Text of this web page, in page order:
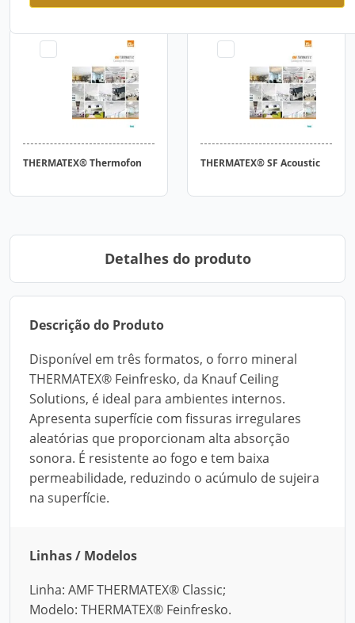
THERMATEX® Thermofon THERMATEX® SF Acoustic
Detalhes do produto
Descrição do Produto
Disponível em três formatos, o forro mineral
THERMATEX® Feinfresko, da Knauf Ceiling
Solutions, é ideal para ambientes internos.
Apresenta superfície com fissuras irregulares
aleatórias que proporcionam alta absorção
sonora. É resistente ao fogo e tem baixa
permeabilidade, reduzindo o acúmulo de sujeira
na superfície.
Linhas / Modelos
Linha: AMF THERMATEX® Classic;
Modelo: THERMATEX® Feinfresko.